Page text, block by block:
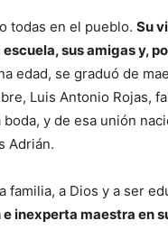
todas en el pueblo. Su
sus amigas y,
edad, se graduó de
Luis Antonio Rojas,
y de esa unión
Adrián.
familia, a Dios y a ser
inexperta maestra en